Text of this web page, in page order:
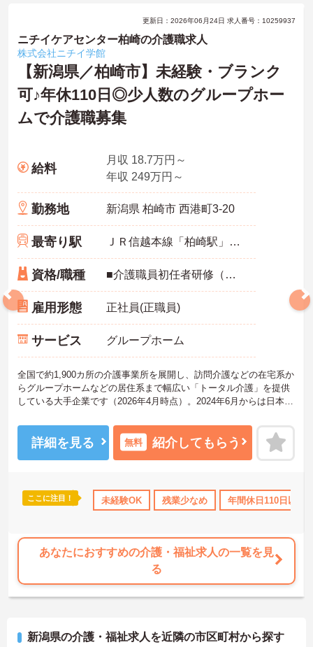
年間休日110日以上 ボーナス・賞与あり 社会保険完備 交通費
更新日：2026年06月24日 求人番号：10259937
ニチイケアセンター柏崎の介護職求人
株式会社ニチイ学館
【新潟県／柏崎市】未経験・ブランク
可♪年休110日◎少人数のグループホー
ムで介護職募集
給料
月収 18.7万円～
年収 249万円～
勤務地 新潟県 柏崎市 西港町3-20
最寄り駅 ＪＲ信越本線「柏崎駅」徒歩16分
資格/職種 ■介護職員初任者研修（ヘルパー2級）以上必須 ※未経験・ブランク可
雇用形態 正社員(正職員)
サービス グループホーム
全国で約1,900カ所の介護事業所を展開し、訪問介護などの在宅系か
らグループホームなどの居住系まで幅広い「トータル介護」を提供
している大手企業です（2026年4月時点）。2024年6月からは日本生
に安心をお届けしています。職員一人ひとりの「働きやすさ」と
「キャリア」を大切にする社風が特徴です。福利厚生が非常に充実
しており、10歳～18歳のお子様を持つ方への「子ども手当」や、自
を目指せる支援制度（会社負担やキャッシュバック）が整ってお
り、スキルアップやキャリアアップ（サービス提供責任者、管理者
がら長く安心して働ける環境です。
＜家庭的で温かい！少人数のグループホーム＞家庭的な雰囲気の中
で、お一人おひとりに寄り添ったケアができるのが魅力です。認知
症の方を対象としていますが、介護度はお客様によって様々。食事
向き合いたい」という方にぴったりの環境です。
詳細を見る 無料 紹介してもらう
ここに注目！ 未経験OK 残業少なめ 年間休日110日以上
あなたにおすすめの介護・福祉求人の一覧を見
る
新潟県の介護・福祉求人を近隣の市区町村から探す